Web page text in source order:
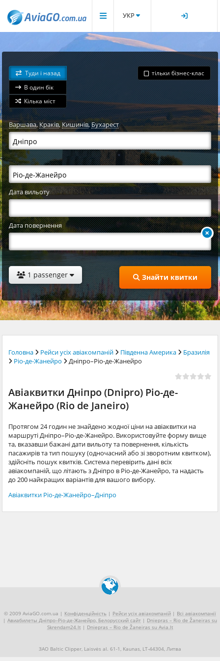
УКР
Туди і назад
В один бік
Кілька міст
тільки бізнес-клас
Варшава,Краків,Кишинів,Бухарест
Дата вильоту
Дата повернення
1 passenger Знайти квитки
Головна Рейси усіх авіакомпаній Південна Америка
Бразилія
Ріо-де-Жанейро
Дніпро–Ріо-де-Жанейро
Авіаквитки Дніпро (Dnipro) Ріо-де-
Жанейро (Rio de Janeiro)
Протягом 24 годин не знайдено жодної ціни на авіаквитки на
маршруті Дніпро–Ріо-де-Жанейро. Використовуйте форму вище
та, вказавши бажані дати вильоту та повернення, кількість
пасажирів та тип пошуку (одночасний або зі зворотним квитком),
здійсніть пошук квитків. Система перевірить дані всіх
авіакомпаній, що літають з Дніпро в Ріо-де-Жанейро, та надасть
до 200 найкращих варіантів для вашого вибору.
Авіаквитки Ріо-де-Жанейро–Дніпро
© 2009 AviaGO.com.ua | Конфіденційність | Рейси усіх авіакомпаній | Всі авіакомпанії
| Авиабилеты Дніпро–Ріо-де-Жанейро, Белорусский сайт | Dniepras – Rio de Žaneiras su
Skrendam24.lt | Dniepras – Rio de Žaneiras su Avia.lt
ЗАО Baltic Clipper, Laisvės al. 61-1, Kaunas, LT-44304, Литва